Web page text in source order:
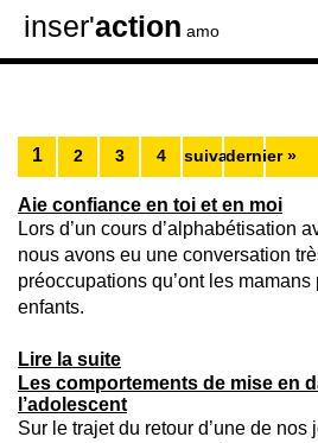
inser'action amo
Les comportements de mise en
l’adolescent
Sur le trajet du retour d’une de nos
Aie confiance en toi et en moi
Lors d’un cours d’alphabétisation
nous avons eu une conversation
préoccupations qu’ont les
enfants.
Lire la suite
1 2 3 4 suivant ›dernier »